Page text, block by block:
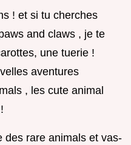
! et si tu cherches
and claws , je te
une tuerie !
aventures
, les cute animal
des rare animals et vas-